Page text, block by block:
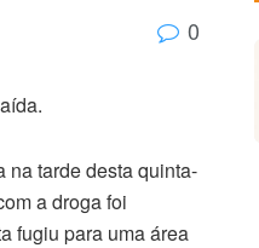
0
tarde desta quinta-
a droga foi
fugiu para uma área